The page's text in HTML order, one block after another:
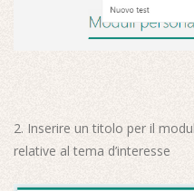
2. Inserire un titolo per il
relative al tema d’interesse